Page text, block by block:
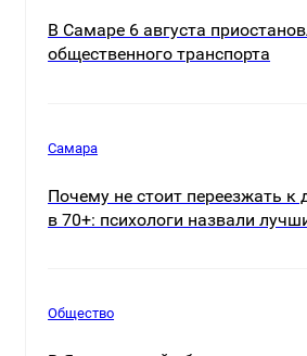
В Самаре 6 августа
общественного транспорта
Самара
Почему не стоит переезжать к
в 70+: психологи назвали
Общество